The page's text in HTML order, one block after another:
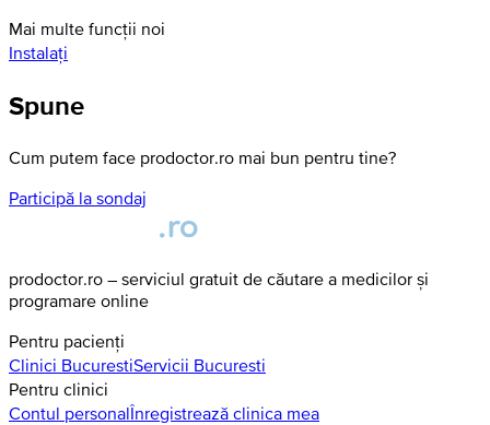
Mai multe funcții noi
Instalați
Spune
Cum putem face prodoctor.ro mai bun pentru tine?
Participă la sondaj
prodoctor.ro – serviciul gratuit de căutare a medicilor și
programare online
Pentru pacienți
Clinici BucurestiServicii Bucuresti
Pentru clinici
Contul personalÎnregistrează clinica mea